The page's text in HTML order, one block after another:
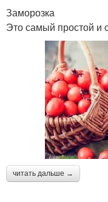
Заморозка
Это самый простой и
читать дальше →